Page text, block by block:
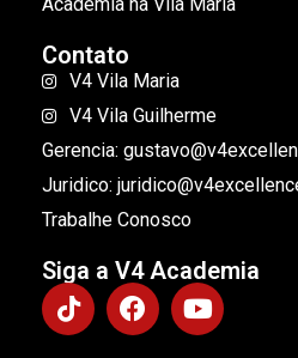
Contato
V4 Vila Maria
V4 Vila Guilherme
Gerencia:
Juridico:
Trabalhe Conosco
Siga a V4 Academia